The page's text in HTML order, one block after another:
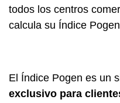
todos los centros
calcula su Índice
El Índice Pogen es un
exclusivo para